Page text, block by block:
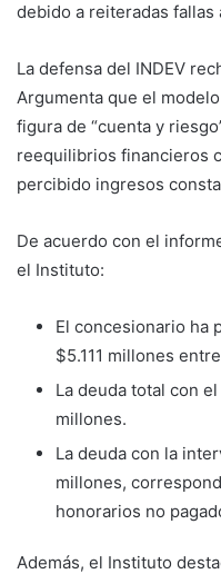
debido a reiteradas
La defensa del INDEV
Argumenta que el
figura de “cuenta y
reequilibrios financieros
percibido ingresos
De acuerdo con el
el Instituto:
El concesionario ha
$5.111 millones
La deuda total con
millones.
La deuda con la
millones,
honorarios no
Además, el Instituto